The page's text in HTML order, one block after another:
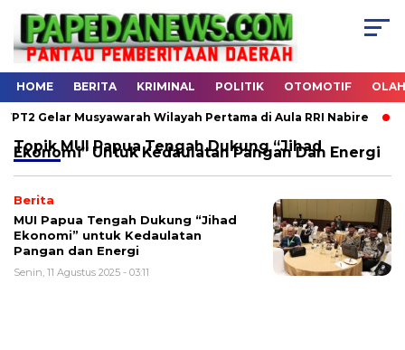
HOME BERITA KRIMINAL POLITIK OTOMOTIF
Gelar Musyawarah Wilayah Pertama di Aula RRI Nabire
Topik MUI Papua Tengah Dukung “Jihad
Ekonomi” Untuk Kedaulatan Pangan Dan Energi
Berita
MUI Papua Tengah Dukung “Jihad
Ekonomi” untuk Kedaulatan
Pangan dan Energi
Senin, 11 Agustus 2025 - 03:11